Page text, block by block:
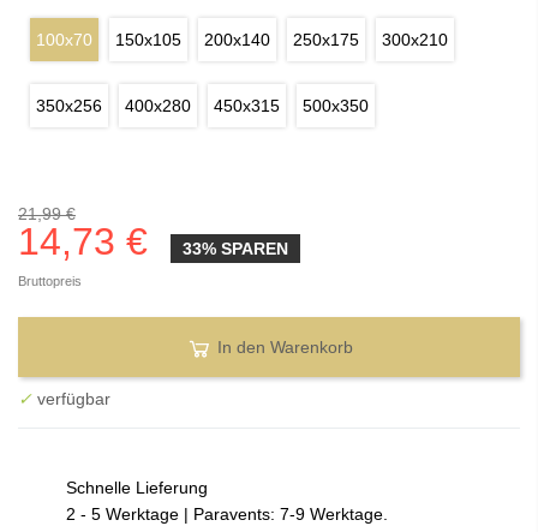
100x70 150x105 200x140 250x175 300x210
350x256 400x280 450x315 500x350
21,99 €
14,73 € 33% SPAREN
Bruttopreis
In den Warenkorb
✓ verfügbar
Schnelle Lieferung
2 - 5 Werktage | Paravents: 7-9 Werktage.